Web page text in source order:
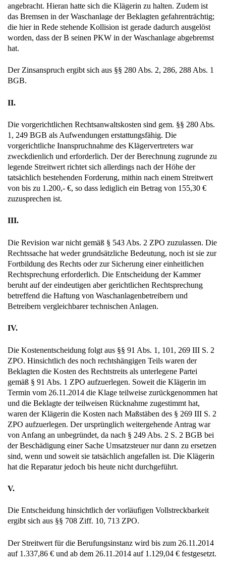
angebracht. Hieran hatte sich die Klägerin zu halten. Zudem ist
das Bremsen in der Waschanlage der Beklagten gefahrenträchtig;
die hier in Rede stehende Kollision ist gerade dadurch ausgelöst
worden, dass der B seinen PKW in der Waschanlage abgebremst
hat.
Der Zinsanspruch ergibt sich aus §§ 280 Abs. 2, 286, 288 Abs. 1
BGB.
II.
Die vorgerichtlichen Rechtsanwaltskosten sind gem. §§ 280 Abs.
1, 249 BGB als Aufwendungen erstattungsfähig. Die
vorgerichtliche Inanspruchnahme des Klägervertreters war
zweckdienlich und erforderlich. Der der Berechnung zugrunde zu
legende Streitwert richtet sich allerdings nach der Höhe der
tatsächlich bestehenden Forderung, mithin nach einem Streitwert
von bis zu 1.200,- €, so dass lediglich ein Betrag von 155,30 €
zuzusprechen ist.
III.
Die Revision war nicht gemäß § 543 Abs. 2 ZPO zuzulassen. Die
Rechtssache hat weder grundsätzliche Bedeutung, noch ist sie zur
Fortbildung des Rechts oder zur Sicherung einer einheitlichen
Rechtsprechung erforderlich. Die Entscheidung der Kammer
beruht auf der eindeutigen aber gerichtlichen Rechtsprechung
betreffend die Haftung von Waschanlagenbetreibern und
Betreibern vergleichbarer technischen Anlagen.
IV.
Die Kostenentscheidung folgt aus §§ 91 Abs. 1, 101, 269 III S. 2
ZPO. Hinsichtlich des noch rechtshängigen Teils waren der
Beklagten die Kosten des Rechtstreits als unterlegene Partei
gemäß § 91 Abs. 1 ZPO aufzuerlegen. Soweit die Klägerin im
Termin vom 26.11.2014 die Klage teilweise zurückgenommen hat
und die Beklagte der teilweisen Rücknahme zugestimmt hat,
waren der Klägerin die Kosten nach Maßstäben des § 269 III S. 2
ZPO aufzuerlegen. Der ursprünglich weitergehende Antrag war
von Anfang an unbegründet, da nach § 249 Abs. 2 S. 2 BGB bei
der Beschädigung einer Sache Umsatzsteuer nur dann zu ersetzen
sind, wenn und soweit sie tatsächlich angefallen ist. Die Klägerin
hat die Reparatur jedoch bis heute nicht durchgeführt.
V.
Die Entscheidung hinsichtlich der vorläufigen Vollstreckbarkeit
ergibt sich aus §§ 708 Ziff. 10, 713 ZPO.
Der Streitwert für die Berufungsinstanz wird bis zum 26.11.2014
auf 1.337,86 € und ab dem 26.11.2014 auf 1.129,04 € festgesetzt.